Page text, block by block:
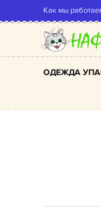
ОДЕЖДА
Как мы